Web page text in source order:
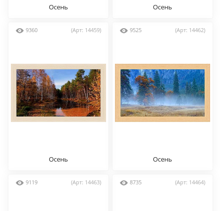
Осень Осень
9360 (Арт: 14459)
Осень
9525 (Арт: 14462)
Осень
9119 (Арт: 14463) 8735 (Арт: 14464)